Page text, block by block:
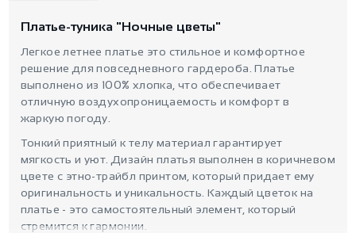
Платье-туника "Ночные цветы"
Легкое летнее платье это стильное и комфортное
решение для повседневного гардероба. Платье
выполнено из 100% хлопка, что обеспечивает
отличную воздухопроницаемость и комфорт в
жаркую погоду.
Тонкий приятный к телу материал гарантирует
мягкость и уют. Дизайн платья выполнен в коричневом
цвете с этно-трайбл принтом, который придает ему
оригинальность и уникальность. Каждый цветок на
платье - это самостоятельный элемент, который
стремится к гармонии.